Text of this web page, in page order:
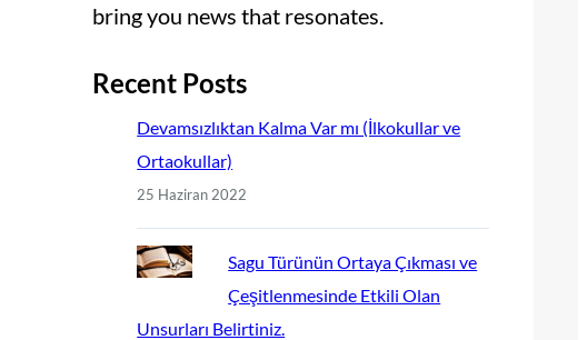
bring you news that resonates.
Recent Posts
Devamsızlıktan Kalma Var mı (İlkokullar ve
Ortaokullar)
25 Haziran 2022
Sagu Türünün Ortaya Çıkması ve
Çeşitlenmesinde Etkili Olan
Unsurları Belirtiniz.